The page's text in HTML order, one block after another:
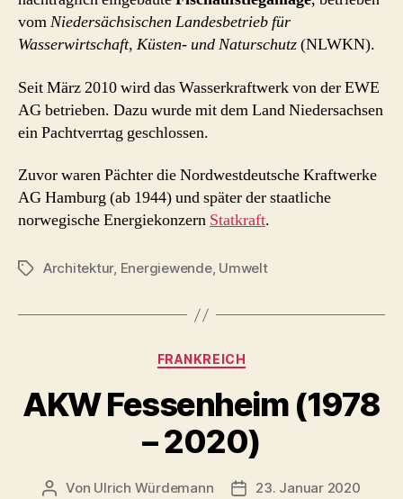
vomNiedersächsischen Landesbetrieb für
Wasserwirtschaft, Küsten- und Naturschutz(NLWKN).
Seit März 2010 wird das Wasserkraftwerk von der EWE
AG betrieben. Dazu wurde mit dem Land Niedersachsen
ein Pachtverrtag geschlossen.
Zuvor waren Pächter die Nordwestdeutsche Kraftwerke
AG Hamburg (ab 1944) und später der staatliche
norwegische Energiekonzern Statkraft.
Schlagwörter
Architektur, Energiewende, Umwelt
Kategorien
FRANKREICH
AKW Fessenheim (1978
– 2020)
Beitragsautor
Von Ulrich Würdemann Beitragsdatum
23. Januar 2020